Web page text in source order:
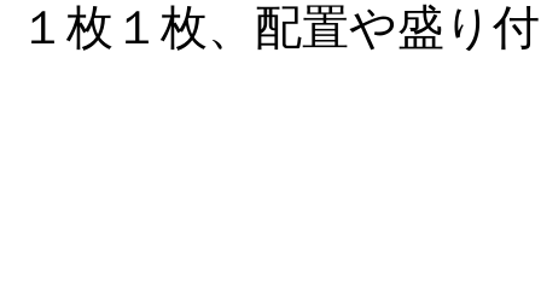
１枚１枚、配置や盛り